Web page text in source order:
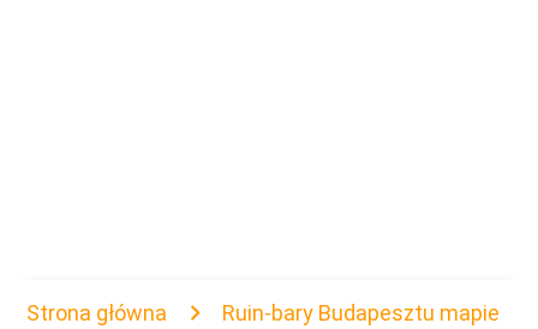
Strona główna Ruin-bary Budapesztu mapie